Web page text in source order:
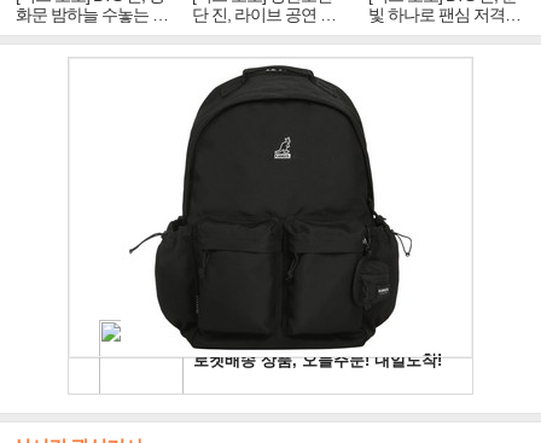
화문 밤하늘 수놓는 '비
주얼 킹'의 열창
단 진, 라이브 공연 중
빛나는 독보적 아우라
빛 하나로 팬심 저격…
독보적 카리스마